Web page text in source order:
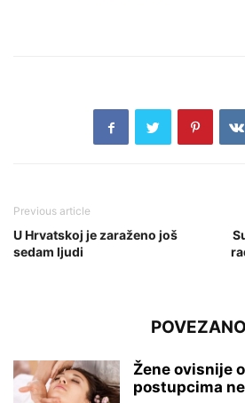
Previous article
U Hrvatskoj je zaraženo još
sedam ljudi
POVEZANO
Žene ovisnije
postupcima